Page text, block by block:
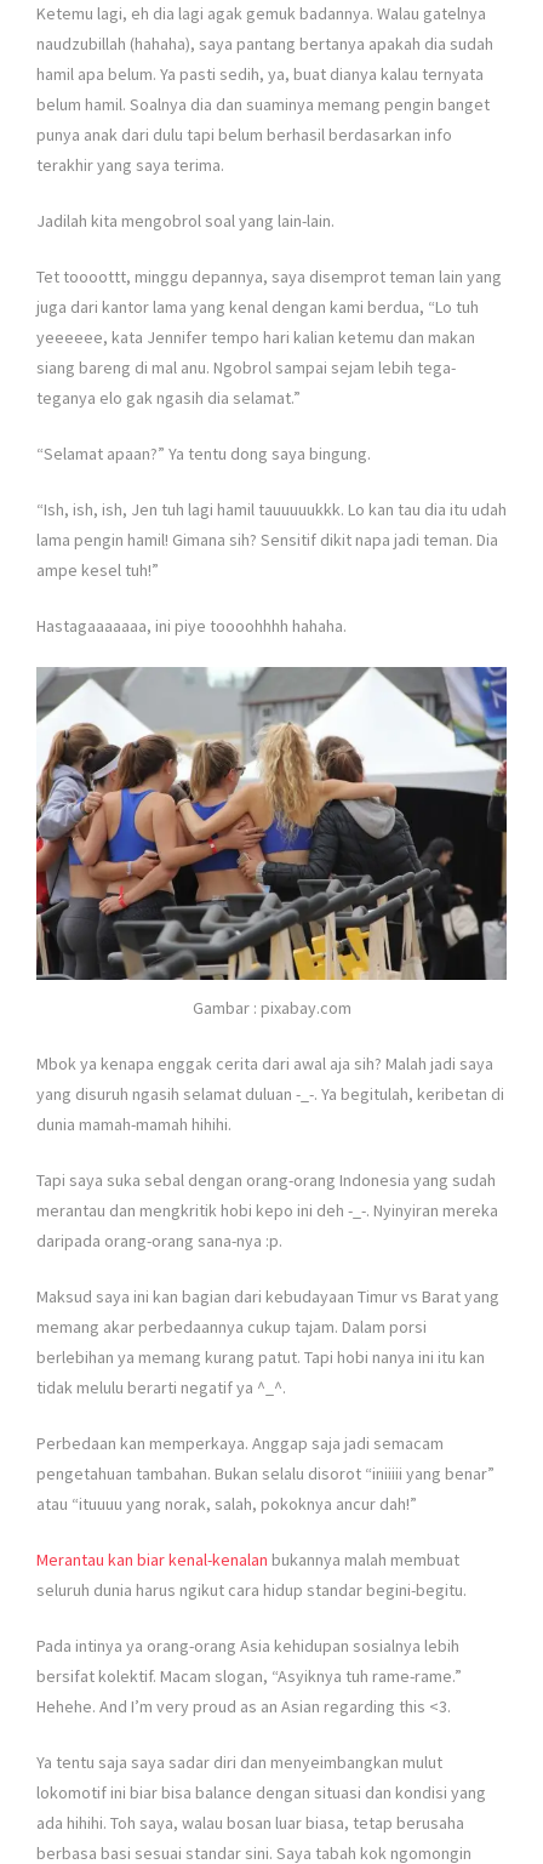
Ketemu lagi, eh dia lagi agak gemuk badannya. Walau gatelnya
naudzubillah (hahaha), saya pantang bertanya apakah dia sudah
hamil apa belum. Ya pasti sedih, ya, buat dianya kalau ternyata
belum hamil. Soalnya dia dan suaminya memang pengin banget
punya anak dari dulu tapi belum berhasil berdasarkan info
terakhir yang saya terima.
Jadilah kita mengobrol soal yang lain-lain.
Tet toooottt, minggu depannya, saya disemprot teman lain yang
juga dari kantor lama yang kenal dengan kami berdua, “Lo tuh
yeeeeee, kata Jennifer tempo hari kalian ketemu dan makan
siang bareng di mal anu. Ngobrol sampai sejam lebih tega-
teganya elo gak ngasih dia selamat.”
“Selamat apaan?” Ya tentu dong saya bingung.
“Ish, ish, ish, Jen tuh lagi hamil tauuuuukkk. Lo kan tau dia itu udah
lama pengin hamil! Gimana sih? Sensitif dikit napa jadi teman. Dia
ampe kesel tuh!”
Hastagaaaaaaa, ini piye toooohhhh hahaha.
Gambar : pixabay.com
Mbok ya kenapa enggak cerita dari awal aja sih? Malah jadi saya
yang disuruh ngasih selamat duluan -_-. Ya begitulah, keribetan di
dunia mamah-mamah hihihi.
Tapi saya suka sebal dengan orang-orang Indonesia yang sudah
merantau dan mengkritik hobi kepo ini deh -_-. Nyinyiran mereka
daripada orang-orang sana-nya :p.
Maksud saya ini kan bagian dari kebudayaan Timur vs Barat yang
memang akar perbedaannya cukup tajam. Dalam porsi
berlebihan ya memang kurang patut. Tapi hobi nanya ini itu kan
tidak melulu berarti negatif ya ^_^.
Perbedaan kan memperkaya. Anggap saja jadi semacam
pengetahuan tambahan. Bukan selalu disorot “iniiiii yang benar”
atau “ituuuu yang norak, salah, pokoknya ancur dah!”
Merantau kan biar kenal-kenalan bukannya malah membuat
seluruh dunia harus ngikut cara hidup standar begini-begitu.
Pada intinya ya orang-orang Asia kehidupan sosialnya lebih
bersifat kolektif. Macam slogan, “Asyiknya tuh rame-rame.”
Hehehe. And I’m very proud as an Asian regarding this <3.
Ya tentu saja saya sadar diri dan menyeimbangkan mulut
lokomotif ini biar bisa balance dengan situasi dan kondisi yang
ada hihihi. Toh saya, walau bosan luar biasa, tetap berusaha
berbasa basi sesuai standar sini. Saya tabah kok ngomongin